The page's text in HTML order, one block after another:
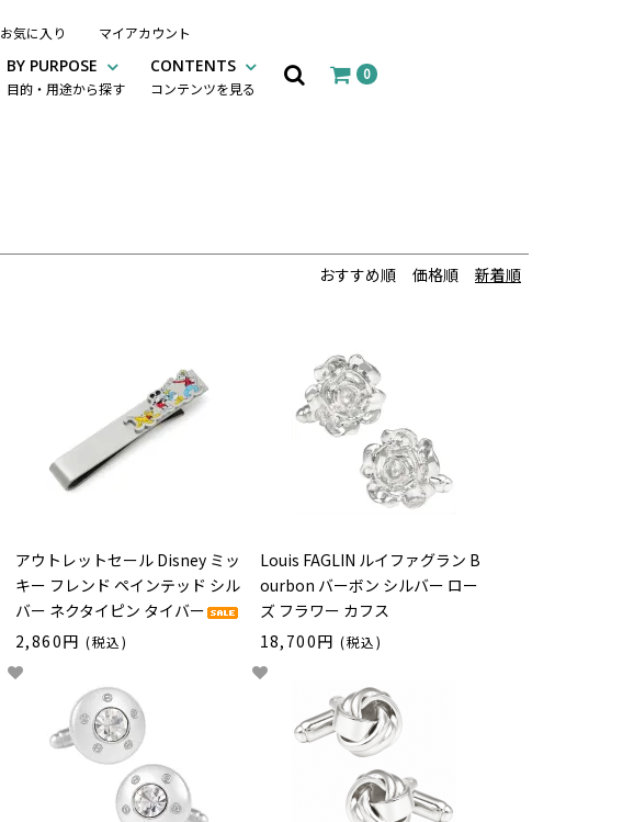
BY PURPOSE
目的・用途から探す
CONTENTS
コンテンツを見る
0
お気に入り マイアカウント
おすすめ順 価格順 新着順
アウトレットセール Disney ミッ
キー フレンド ペインテッド シル
バー ネクタイピン タイバー
2,860円 (税込)
Louis FAGLIN ルイファグラン B
ourbon バーボン シルバー ロー
ズ フラワー カフス
18,700円 (税込)